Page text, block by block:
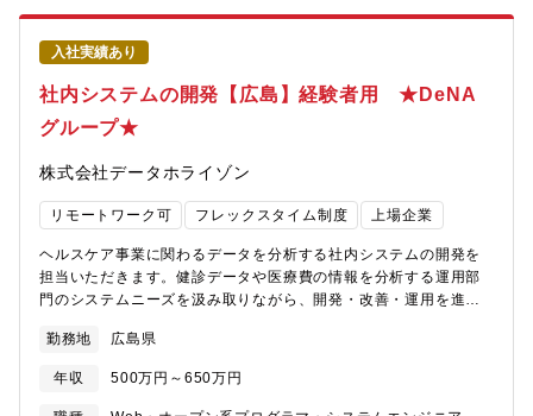
入社実績あり
社内システムの開発【広島】経験者用 ★DeNA
グループ★
株式会社データホライゾン
リモートワーク可 フレックスタイム制度 上場企業
ヘルスケア事業に関わるデータを分析する社内システムの開発を
担当いただきます。健診データや医療費の情報を分析する運用部
門のシステムニーズを汲み取りながら、開発・改善・運用を進め
義・設計・開発・テスト・導入までの全工程・医療データ（健診
結果・レセプト）を活用した対象者抽出・効果測定ロジックの実
装・データの管理運用部門からのニーズヒアリングや要件定義・
外部システムとのデータ連携やシステム環境の整備・保守・プロ
勤務地 広島県
年収 500万円～650万円